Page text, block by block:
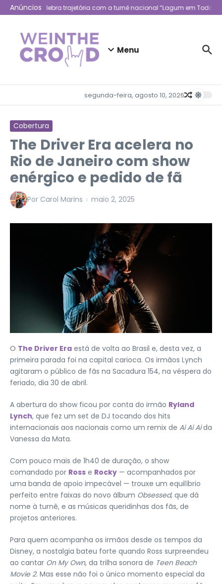
Ir para o conteúdo
Anúncios
Lagum celebra trajetória com a turnê nacional “Lagum em Todo
Menu
segunda-feira, agosto 10, 2026
Cobertura
The Driver Era acelera no
Rio de Janeiro com show
enérgico e pedido de fã
Por Carol Marins maio 2, 2025
O The Driver Era está de volta ao Brasil e, desta vez, a
primeira parada foi na capital carioca. Os irmãos Lynch
agitaram o público de fãs na Sacadura 154, na véspera do
feriado, dia 30 de abril.
A abertura do show ficou por conta do irmão Ryland
Lynch, que fez um set de DJ tocando dos hits
internacionais aos nacionais como um remix de Ai Ai Aida
Vanessa da Mata.
Com pouco mais de 1h40 de duração, o show
comandado por Ross e Rocky — acompanhados por
uma banda de apoio impecável — trouxe um equilíbrio
perfeito entre faixas do novo álbum Obsessed, que dá
nome à turnê, e as músicas queridinhas dos fãs, de
projetos anteriores.
Para quem acompanha os irmãos desde os tempos da
Disney, a nostalgia bateu forte quando Ross surpreendeu
ao cantar On My Own, da trilha sonora de Teen Beach
Movie 2. Mas esse não foi o único momento especial da